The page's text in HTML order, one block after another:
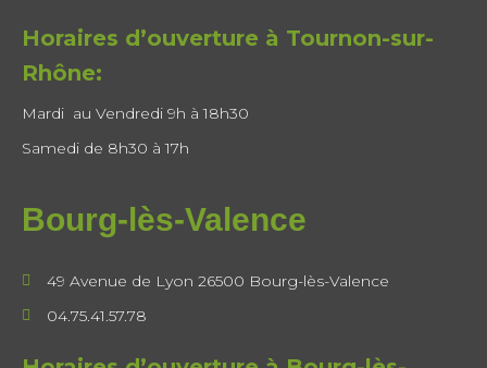
Horaires d’ouverture à Tournon-sur-
Rhône:
Mardi au Vendredi 9h à 18h30
Samedi de 8h30 à 17h
Bourg-lès-Valence
49 Avenue de Lyon 26500 Bourg-lès-Valence
04.75.41.57.78